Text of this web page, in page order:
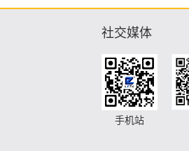
社交媒体
手机站